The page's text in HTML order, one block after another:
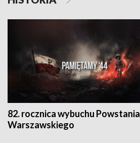
82. rocznica wybuchu Powstania
Warszawskiego